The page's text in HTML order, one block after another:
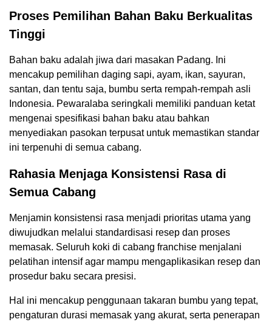
Proses Pemilihan Bahan Baku Berkualitas
Tinggi
Bahan baku adalah jiwa dari masakan Padang. Ini
mencakup pemilihan daging sapi, ayam, ikan, sayuran,
santan, dan tentu saja, bumbu serta rempah-rempah asli
Indonesia. Pewaralaba seringkali memiliki panduan ketat
mengenai spesifikasi bahan baku atau bahkan
menyediakan pasokan terpusat untuk memastikan standar
ini terpenuhi di semua cabang.
Rahasia Menjaga Konsistensi Rasa di
Semua Cabang
Menjamin konsistensi rasa menjadi prioritas utama yang
diwujudkan melalui standardisasi resep dan proses
memasak. Seluruh koki di cabang franchise menjalani
pelatihan intensif agar mampu mengaplikasikan resep dan
prosedur baku secara presisi.
Hal ini mencakup penggunaan takaran bumbu yang tepat,
pengaturan durasi memasak yang akurat, serta penerapan